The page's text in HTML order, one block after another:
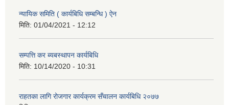
न्यायिक समिति ( कार्यबिधि सम्बन्धि ) ऐन
मिति: 01/04/2021 - 12:12
सम्पत्ति कर ब्यबस्थापन कार्यबिधि
मिति: 10/14/2020 - 10:31
राहतका लागि रोजगार कार्यक्रम सँचालन कार्यबिधि २०७७